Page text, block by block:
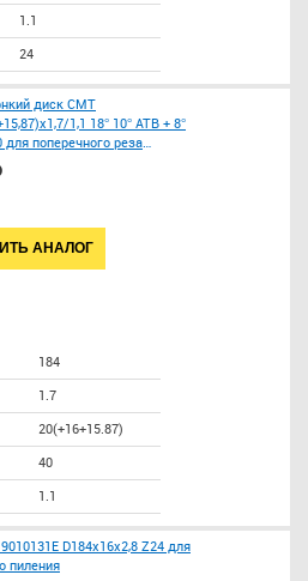
1.1
24
диск СМТ
1,1 18° 10° ATB + 8°
для поперечного реза
АНАЛОГ
184
1.7
20(+16+15.87)
40
1.1
D184x16x2,8 Z24 для
пиления